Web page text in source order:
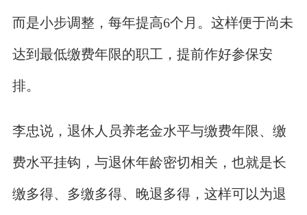
而是小步调整，每年提高6个月。这样便于尚未
达到最低缴费年限的职工，提前作好参保安
排。
李忠说，退休人员养老金水平与缴费年限、缴
费水平挂钩，与退休年龄密切相关，也就是长
缴多得、多缴多得、晚退多得，这样可以为退